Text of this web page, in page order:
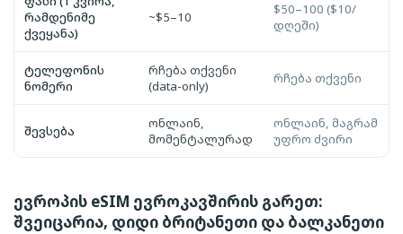
რამდენიმე
ქვეყანა)
~$5–10
$50–100 ($10/
დღეში)
ტელეფონის
ნომერი
რჩება თქვენი
(data-only)
რჩება თქვენი
შევსება
ონლაინ,
მომენტალურად
ონლაინ, მაგრამ
უფრო ძვირი
ევროპის eSIM ევროკავშირის გარეთ:
შვეიცარია, დიდი ბრიტანეთი და ბალკანეთი